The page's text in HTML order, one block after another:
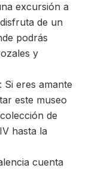
excursión a
de un
podrás
y
Si eres amante
este museo
de
hasta la
cuenta